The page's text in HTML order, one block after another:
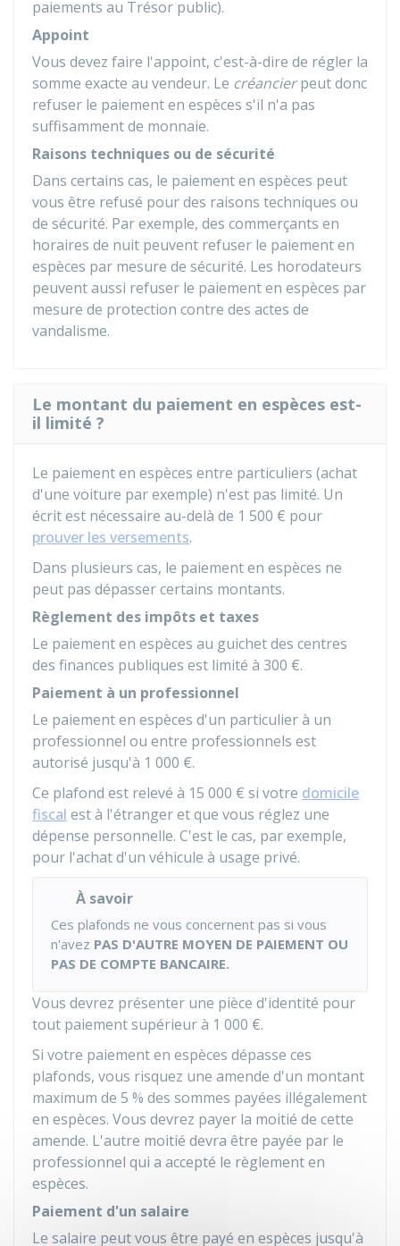
paiements au Trésor public).
Appoint
Vous devez faire l'appoint, c'est-à-dire de régler la
somme exacte au vendeur. Le créancierpeut donc
refuser le paiement en espèces s'il n'a pas
suffisamment de monnaie.
Raisons techniques ou de sécurité
Dans certains cas, le paiement en espèces peut
vous être refusé pour des raisons techniques ou
de sécurité. Par exemple, des commerçants en
horaires de nuit peuvent refuser le paiement en
espèces par mesure de sécurité. Les horodateurs
peuvent aussi refuser le paiement en espèces par
mesure de protection contre des actes de
vandalisme.
Le montant du paiement en espèces est-
il limité ?
Le paiement en espèces entre particuliers (achat
d'une voiture par exemple) n'est pas limité. Un
écrit est nécessaire au-delà de 1 500 € pour
prouver les versements.
Dans plusieurs cas, le paiement en espèces ne
peut pas dépasser certains montants.
Règlement des impôts et taxes
Le paiement en espèces au guichet des centres
des finances publiques est limité à 300 €.
Paiement à un professionnel
Le paiement en espèces d'un particulier à un
professionnel ou entre professionnels est
autorisé jusqu'à 1 000 €.
Ce plafond est relevé à 15 000 € si votre domicile
fiscal est à l'étranger et que vous réglez une
dépense personnelle. C'est le cas, par exemple,
pour l'achat d'un véhicule à usage privé.
À savoir
Ces plafonds ne vous concernent pas si vous
n'avez PAS D'AUTRE MOYEN DE PAIEMENT OU
PAS DE COMPTE BANCAIRE.
Vous devrez présenter une pièce d'identité pour
tout paiement supérieur à 1 000 €.
Si votre paiement en espèces dépasse ces
plafonds, vous risquez une amende d'un montant
maximum de 5 % des sommes payées illégalement
en espèces. Vous devrez payer la moitié de cette
amende. L'autre moitié devra être payée par le
professionnel qui a accepté le règlement en
espèces.
Paiement d'un salaire
Le salaire peut vous être payé en espèces jusqu'à